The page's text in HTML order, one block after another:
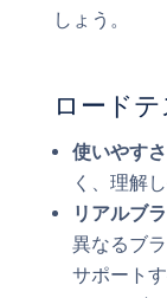
しょう。
ロード
使いやす
く、理解
リアルブ
異なるブ
サポート